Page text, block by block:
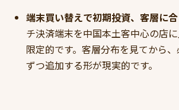
端末買い替えで初期投資、客層に
チ決済端末を中国本土客中心の店
限定的です。客層分布を見てから
ずつ追加する形が現実的です。